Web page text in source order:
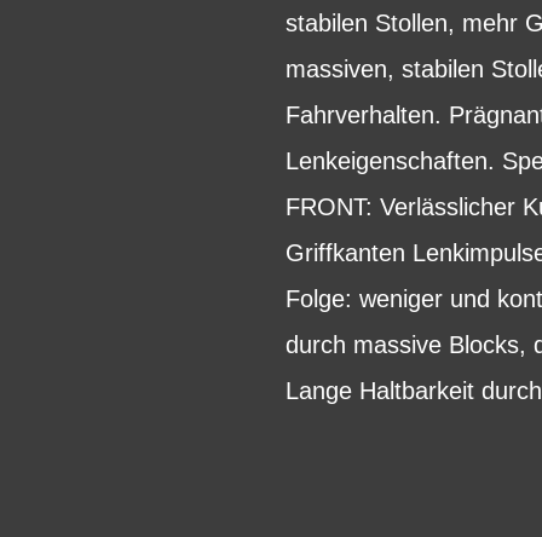
stabilen Stollen, mehr
massiven, stabilen
Fahrverhalten.
Lenkeigenschaften.
FRONT: Verlässlicher
Griffkanten
Folge: weniger und
durch massive Blocks,
Lange Haltbarkeit